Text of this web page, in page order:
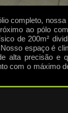
completo, nossa
ao pólo
de 200m²
espaço é
alta precisão e
com o máximo